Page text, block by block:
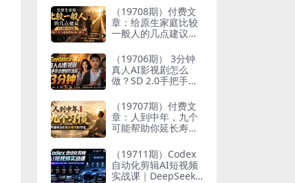
品矩阵×内容笔记×一
人公司进阶×全链路
（19708期）付费文
章：给原生家庭比较
一般人的几点建议，
个人与家族代际向上
跃升
（19706期） 3分钟
真人AI影视剧怎么
做？SD 2.0手把手完
eld 14天SD 2.0/2.5
无限生成
（19707期）付费文
章：人到中年，九个
可能帮助你延长寿命
（19711期）Codex
自动化剪辑AI短视频
实战课｜DeepSeek